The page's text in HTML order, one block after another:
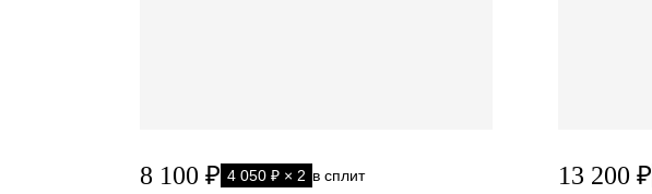
8 100 ₽ 4 050 ₽ × 2 в сплит 13 200 ₽